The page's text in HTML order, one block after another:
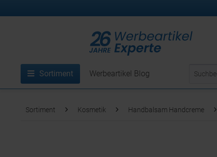
Sortiment Werbeartikel Blog
Sortiment Kosmetik Handbalsam Handcreme